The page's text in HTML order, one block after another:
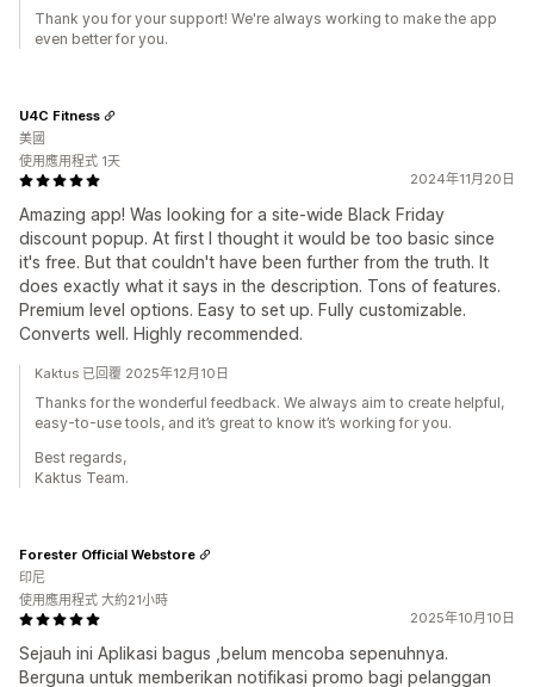
Thank you for your support! We're always working to make the app
even better for you.
2024年11月20日
Amazing app! Was looking for a site-wide Black Friday
discount popup. At first I thought it would be too basic since
it's free. But that couldn't have been further from the truth. It
does exactly what it says in the description. Tons of features.
Premium level options. Easy to set up. Fully customizable.
Converts well. Highly recommended.
U4C Fitness
美國
使用應用程式 1天
Kaktus 已回覆 2025年12月10日
Thanks for the wonderful feedback. We always aim to create helpful,
easy-to-use tools, and it’s great to know it’s working for you.
Best regards,
Kaktus Team.
2025年10月10日
Sejauh ini Aplikasi bagus ,belum mencoba sepenuhnya.
Berguna untuk memberikan notifikasi promo bagi pelanggan
Forester Official Webstore
印尼
使用應用程式 大約21小時